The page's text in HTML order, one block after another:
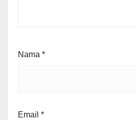
Nama *
Email *